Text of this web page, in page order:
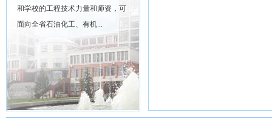
和学校的工程技术力量和师资，可
面向全省石油化工、有机...